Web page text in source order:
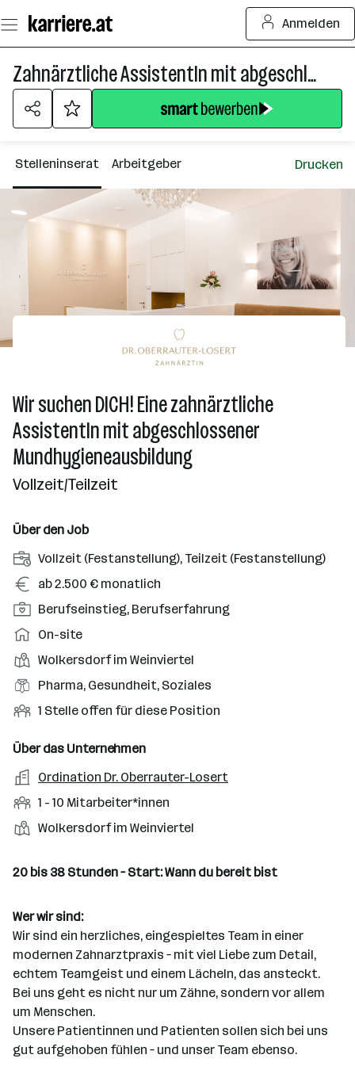
Seiteninhalt
springen
Anmelden
Zahnärztliche AssistentIn mit abgeschlossener Mundhygieneausbildung
Stelleninserat Arbeitgeber Drucken
Wir suchen DICH! Eine zahnärztliche
AssistentIn mit abgeschlossener
Mundhygieneausbildung
Vollzeit/Teilzeit
Über den Job
A
n
t
e
l
u
n
s
r
t
Vollzeit (Festanstellung), Teilzeit (Festanstellung)
G
e
h
a
l
t
ab 2.500 € monatlich
P
o
i
t
i
n
e
b
n
Berufseinstieg, Berufserfahrung
A
r
b
e
i
s
m
o
d
e
On-site
D
i
n
t
o
t
Wolkersdorf im Weinviertel
B
e
u
s
f
l
e
Pharma, Gesundheit, Soziales
O
f
n
e
S
l
e
n
1 Stelle offen für diese Position
Über das Unternehmen
A
r
e
t
e
b
e
r
Ordination Dr. Oberrauter-Losert
M
i
t
r
e
i
t
e
r
*
i
n
1 - 10 Mitarbeiter*innen
S
a
o
r
t
e
Wolkersdorf im Weinviertel
20 bis 38 Stunden – Start: Wann du bereit bist
Wer wir sind:
Wir sind ein herzliches, eingespieltes Team in einer
modernen Zahnarztpraxis – mit viel Liebe zum Detail,
echtem Teamgeist und einem Lächeln, das ansteckt.
Bei uns geht es nicht nur um Zähne, sondern vor allem
um Menschen.
Unsere Patientinnen und Patienten sollen sich bei uns
gut aufgehoben fühlen – und unser Team ebenso.